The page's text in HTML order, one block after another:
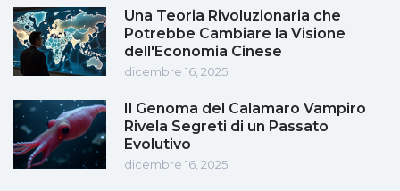
Una Teoria Rivoluzionaria che
Potrebbe Cambiare la Visione
dell'Economia Cinese
dicembre 16, 2025
Il Genoma del Calamaro Vampiro
Rivela Segreti di un Passato
Evolutivo
dicembre 16, 2025